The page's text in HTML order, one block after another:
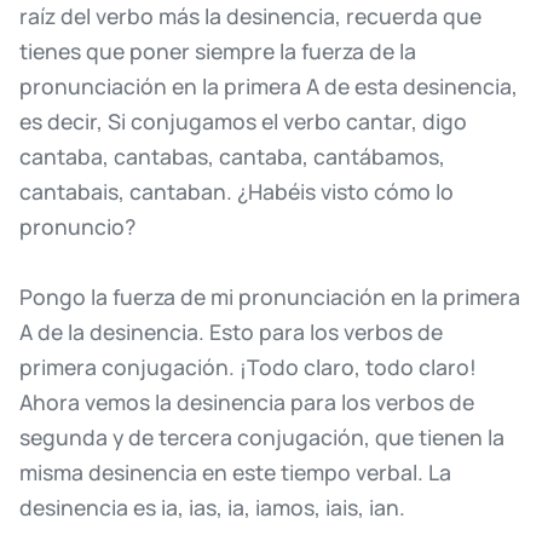
raízdel verbo más la desinencia, recuerda que
tienesque poner siempre la fuerza de la
pronunciación en la primera Adeesta desinencia,
esdecir, Si conjugamosel verbo cantar, digo
cantaba, cantabas, cantaba, cantábamos,
cantabais, cantaban. ¿Habéisvisto cómo lo
pronuncio?
Pongo la fuerza de mi pronunciación en la primera
Ade la desinencia. Esto para losverbosde
primera conjugación. ¡Todo claro, todo claro!
Ahora vemos la desinencia para losverbosde
segunda ydetercera conjugación, quetienen la
misma desinencia en estetiempo verbal. La
desinencia es ia, ias, ia, iamos, iais, ian.